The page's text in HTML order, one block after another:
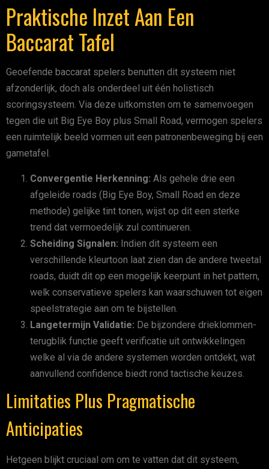
Praktische Inzet Aan Een
Baccarat Tafel
Geoefende baccarat spelers benutten dit systeem niet
afzonderlijk, doch als onderdeel uit één holistisch
scoringsysteem. Via deze uitkomsten om te samenvoegen
tegen die uit Big Eye Boy plus Small Road, vermogen spelers
een ruimtelijk beeld vormen uit een patronenbeweging bij een
gametafel.
Convergentie Herkenning: Als gehele drie een
afgeleide roads (Big Eye Boy, Small Road en deze
methode) gelijke tint tonen, wijst op dit een sterke
trend dat vermoedelijk zul continueren.
Scheiding Signalen: Indien dit systeem een
verschillende kleurtoon laat zien dan de andere tweetal
roads, duidt dit op een mogelijk keerpunt in het pattern,
welk conservatieve spelers kan waarschuwen tot eigen
speelstrategie aan om te bijstellen.
Langetermijn Validatie: De bijzondere drieklommen-
terugblik functie geeft verificatie uit ontwikkelingen
welke al via de andere systemen worden ontdekt, wat
aanvullend confidence biedt rond tactische keuzes.
Limitaties Plus Pragmatische
Anticipaties
Hetgeen blijkt cruciaal om om te vatten dat dit systeem,